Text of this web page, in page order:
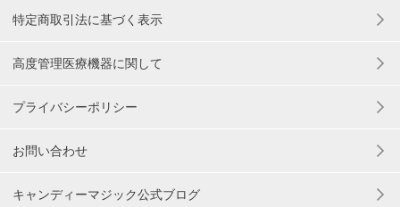
特定商取引法に基づく表示
高度管理医療機器に関して
プライバシーポリシー
お問い合わせ
キャンディーマジック公式ブログ